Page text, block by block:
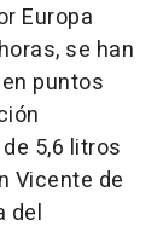
Europa
se han
puntos
5,6 litros
Vicente de
del